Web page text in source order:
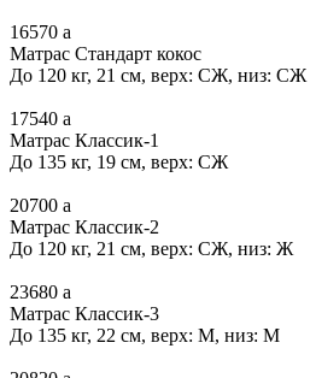
16570 a
Матрас Стандарт кокос
До 120 кг, 21 см, верх: СЖ, низ: СЖ
17540 a
Матрас Классик-1
До 135 кг, 19 см, верх: СЖ
20700 a
Матрас Классик-2
До 120 кг, 21 см, верх: СЖ, низ: Ж
23680 a
Матрас Классик-3
До 135 кг, 22 см, верх: М, низ: М